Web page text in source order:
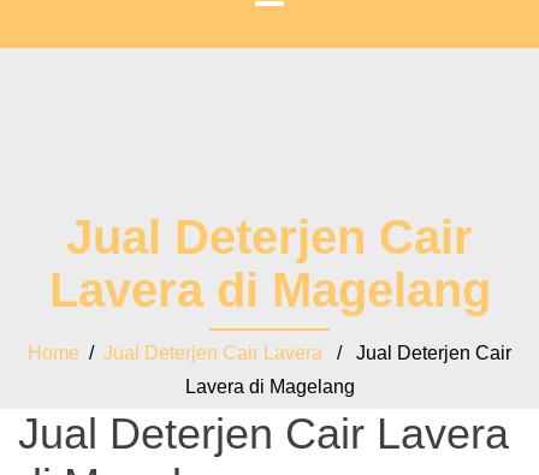
Jual Deterjen Cair
Lavera di Magelang
Home / Jual Deterjen Cair Lavera / Jual Deterjen Cair
Lavera di Magelang
Jual Deterjen Cair Lavera